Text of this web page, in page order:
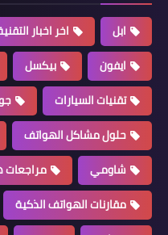
ابل اخر اخبار
ايفون
بيكسل
تقنيات السيارات
حلول مشاكل الهواتف
شاومي
مقارنات الهواتف الذكية